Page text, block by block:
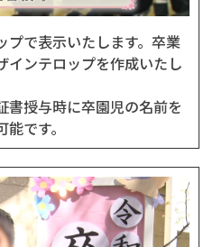
プで表示いたします。卒業
インテロップを作成いたし
書授与時に卒園児の名前を
です。